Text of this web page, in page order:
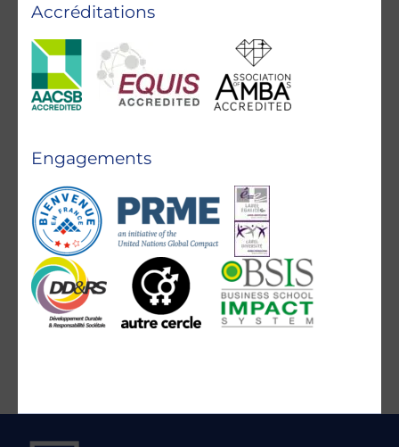
Accréditations
Engagements